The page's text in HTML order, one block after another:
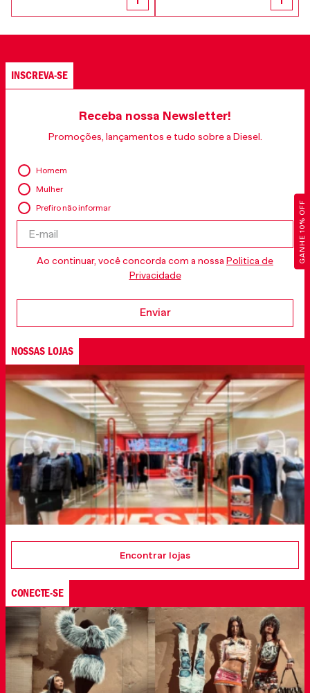
GANHE 10% OFF
INSCREVA-SE
Receba nossa Newsletter!
Promoções, lançamentos e tudo sobre a Diesel.
Homem
Mulher
Prefiro não informar
Ao continuar, você concorda com a nossa Politica de
Privacidade
Enviar
NOSSAS LOJAS
Encontrar lojas
CONECTE-SE